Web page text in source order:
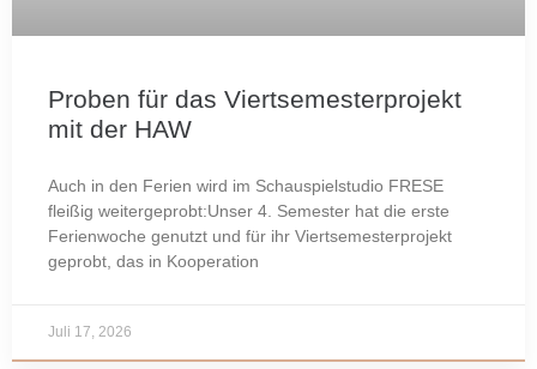
Proben für das Viertsemesterprojekt
mit der HAW
Auch in den Ferien wird im Schauspielstudio FRESE
fleißig weitergeprobt:Unser 4. Semester hat die erste
Ferienwoche genutzt und für ihr Viertsemesterprojekt
geprobt, das in Kooperation
Juli 17, 2026